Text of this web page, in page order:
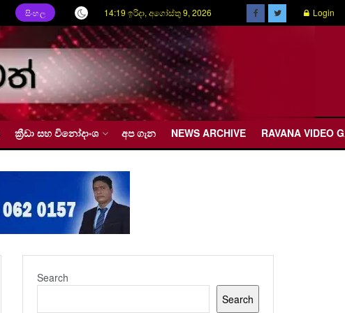
සිංහල 14:19 ඉරිදා, අගෝස්තු 9, 2026 Login
ක්‍රීඩා සහ විනෝදාංශ අප ගැන NEWS ARCHIVE RAVANA VIDEO
Search
Search